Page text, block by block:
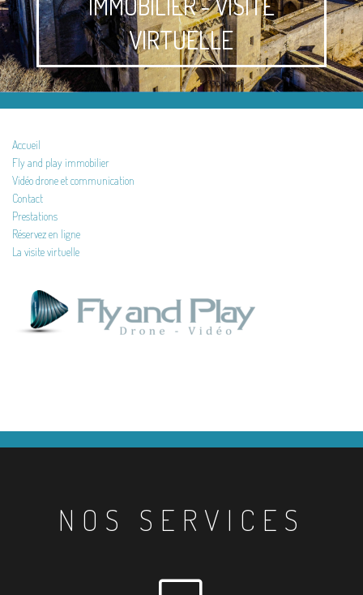
VIRTUELLE
Accueil
Fly and play immobilier
Vidéo drone et communication
Contact
Prestations
Réservez en ligne
La visite virtuelle
NOS SERVICES